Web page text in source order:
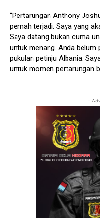
“Pertarungan Anthony
pernah terjadi. Saya yang
Saya datang bukan cuma
untuk menang. Anda belum
pukulan petinju Albania.
untuk momen pertarungan
-